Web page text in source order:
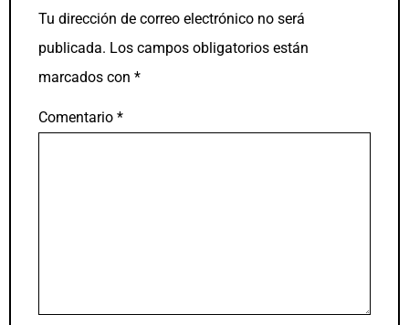
Tu dirección de correo electrónico no será
publicada. Los campos obligatorios están
marcados con *
Comentario *